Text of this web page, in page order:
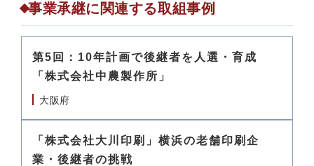
事業承継に関連する取組事例
第5回：10年計画で後継者を人選・育成
「株式会社中農製作所」
大阪府
「株式会社大川印刷」横浜の老舗印刷企
業・後継者の挑戦